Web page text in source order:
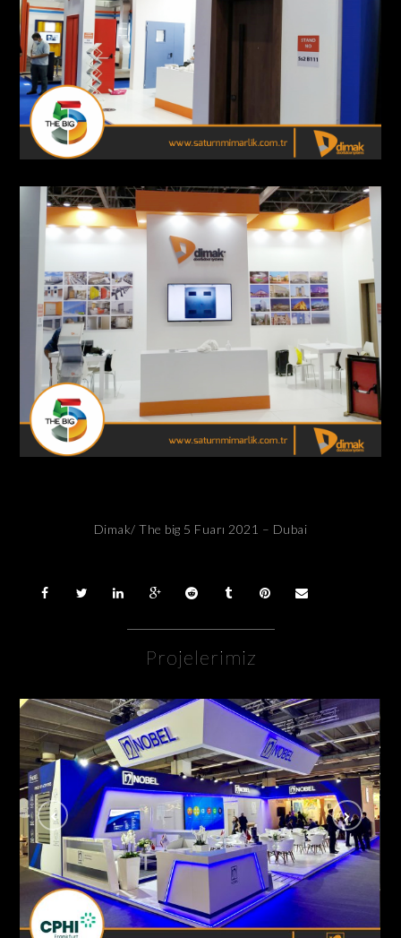
Dimak/ The big 5 Fuarı 2021 – Dubai
Projelerimiz
Nobel İlaç / Cphi Fuarı Frankfurt – Almanya
AHŞAP - ÖZGÜN STANDLAR